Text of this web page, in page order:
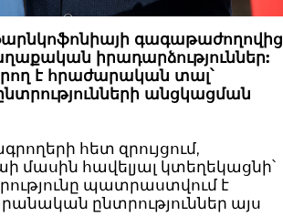
գագաթաժողովից
իրադարձություններ:
րող է հրաժարական տալ՝
անցկացման
հետ զրույցում,
մասին հավելյալ կտեղեկացնի՝
պատրաստվում է
ընտրություններ այս